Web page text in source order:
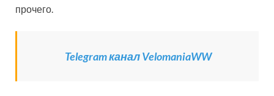
прочего.
Telegram канал VelomaniaWW